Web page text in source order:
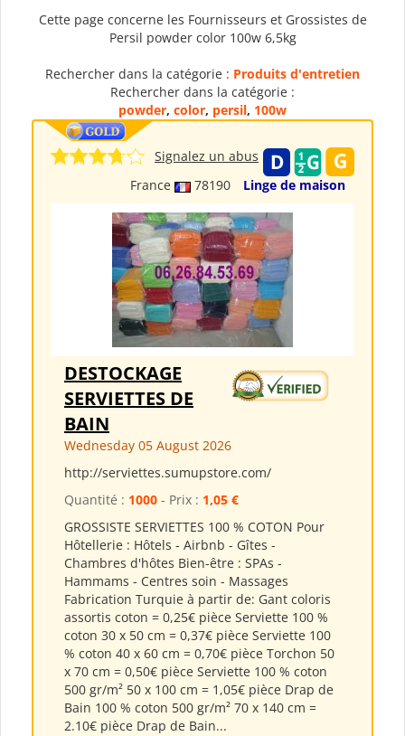
Cette page concerne les Fournisseurs et Grossistes de
Persil powder color 100w 6,5kg
Rechercher dans la catégorie : Produits d'entretien
Rechercher dans la catégorie :
powder, color, persil, 100w
France 78190 Linge de maison
Signalez un abus
DESTOCKAGE
SERVIETTES DE
BAIN
Wednesday 05 August 2026
http://serviettes.sumupstore.com/
Quantité : 1000 - Prix : 1,05 €
GROSSISTE SERVIETTES 100 % COTON Pour
Hôtellerie : Hôtels - Airbnb - Gîtes -
Chambres d'hôtes Bien-être : SPAs -
Hammams - Centres soin - Massages
Fabrication Turquie à partir de: Gant coloris
assortis coton = 0,25€ pièce Serviette 100 %
coton 30 x 50 cm = 0,37€ pièce Serviette 100
% coton 40 x 60 cm = 0,70€ pièce Torchon 50
x 70 cm = 0,50€ pièce Serviette 100 % coton
500 gr/m² 50 x 100 cm = 1,05€ pièce Drap de
Bain 100 % coton 500 gr/m² 70 x 140 cm =
2.10€ pièce Drap de Bain...